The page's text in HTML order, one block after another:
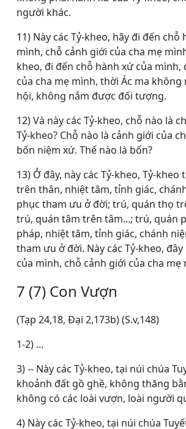
người khác.
11) Này các Tỷ-kheo, hãy đi đến chỗ
mình, chỗ cảnh giới của cha mẹ
kheo, đi đến chỗ hành xứ của mình,
của cha mẹ mình, thời Ác ma không
hội, không nắm được đối tượng.
12) Và này các Tỷ-kheo, chỗ nào là
Tỷ-kheo? Chỗ nào là cảnh giới của
bốn niệm xứ. Thế nào là bốn?
13) Ở đây, này các Tỷ-kheo, Tỷ-
trên thân, nhiệt tâm, tỉnh giác,
phục tham ưu ở đời; trú, quán thọ
trú, quán tâm trên tâm...; trú, quán
pháp, nhiệt tâm, tỉnh giác, chánh
tham ưu ở đời. Này các Tỷ-kheo,
của mình, chỗ cảnh giới của cha mẹ
7 (7) Con Vượn
(Tạp 24,18, Ðại 2,173b) (S.v,148)
1-2) ...
3) -- Này các Tỷ-kheo, tại núi chúa
khoảnh đất gồ ghề, không thăng
không có các loài vượn, loài người
4) Này các Tỷ-kheo, tại núi chúa